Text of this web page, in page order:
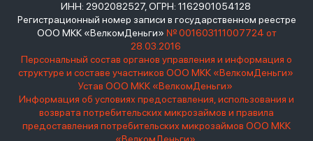
ИНН: 2902082527, ОГРН: 1162901054128
Регистрационный номер записи в государственном реестре
ООО МКК «ВелкомДеньги» № 001603111007724 от
28.03.2016
Персональный состав органов управления и информация о
структуре и составе участников ООО МКК «ВелкомДеньги»
Устав ООО МКК «ВелкомДеньги»
Информация об условиях предоставления, использования и
возврата потребительских микрозаймов и правила
предоставления потребительских микрозаймов ООО МКК